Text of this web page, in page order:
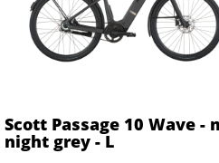
Scott Passage 10 Wave -
night grey - L